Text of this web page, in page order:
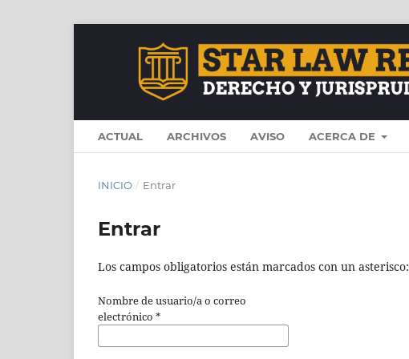
ACTUAL ARCHIVOS AVISO ACERCA DE
INICIO / Entrar
Entrar
Los campos obligatorios están marcados con un asterisco:
Nombre de usuario/a o correo
electrónico *